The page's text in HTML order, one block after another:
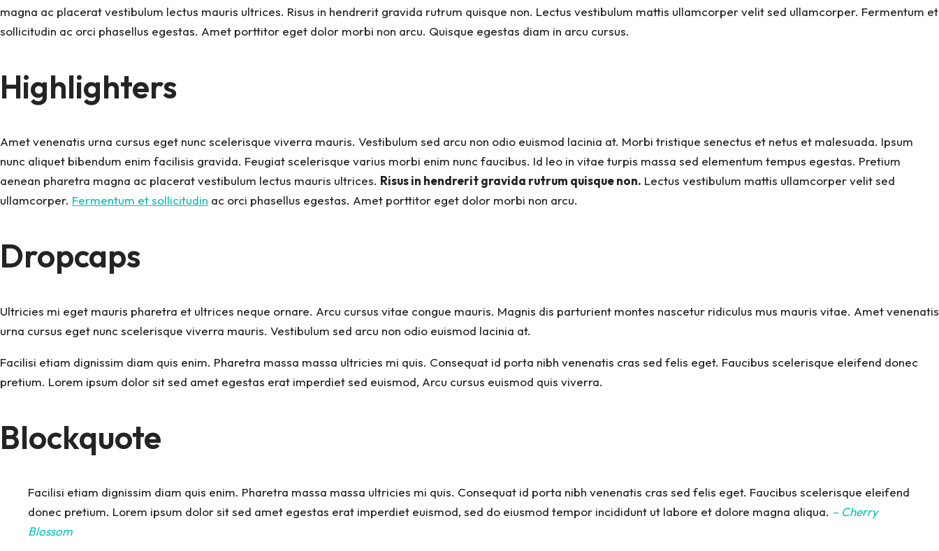
magna ac placerat vestibulum lectus mauris ultrices. Risus in hendrerit gravida rutrum quisque non. Lectus vestibulum mattis ullamcorper velit sed ullamcorper. Fermentum et
sollicitudin ac orci phasellus egestas. Amet porttitor eget dolor morbi non arcu. Quisque egestas diam in arcu cursus.
Highlighters
Amet venenatis urna cursus eget nunc scelerisque viverra mauris. Vestibulum sed arcu non odio euismod lacinia at. Morbi tristique senectus et netus et malesuada. Ipsum
nunc aliquet bibendum enim facilisis gravida. Feugiat scelerisque varius morbi enim nunc faucibus. Id leo in vitae turpis massa sed elementum tempus egestas. Pretium
aenean pharetra magna ac placerat vestibulum lectus mauris ultrices. Risus in hendrerit gravida rutrum quisque non. Lectus vestibulum mattis ullamcorper velit sed
ullamcorper. Fermentum et sollicitudin ac orci phasellus egestas. Amet porttitor eget dolor morbi non arcu.
Dropcaps
Ultricies mi eget mauris pharetra et ultrices neque ornare. Arcu cursus vitae congue mauris. Magnis dis parturient montes nascetur ridiculus mus mauris vitae. Amet venenatis
urna cursus eget nunc scelerisque viverra mauris. Vestibulum sed arcu non odio euismod lacinia at.
Facilisi etiam dignissim diam quis enim. Pharetra massa massa ultricies mi quis. Consequat id porta nibh venenatis cras sed felis eget. Faucibus scelerisque eleifend donec
pretium. Lorem ipsum dolor sit sed amet egestas erat imperdiet sed euismod, Arcu cursus euismod quis viverra.
Blockquote
Facilisi etiam dignissim diam quis enim. Pharetra massa massa ultricies mi quis. Consequat id porta nibh venenatis cras sed felis eget. Faucibus scelerisque eleifend
donec pretium. Lorem ipsum dolor sit sed amet egestas erat imperdiet euismod, sed do eiusmod tempor incididunt ut labore et dolore magna aliqua. – Cherry
Blossom